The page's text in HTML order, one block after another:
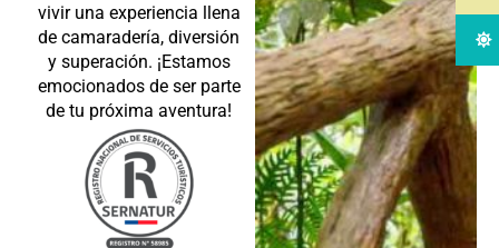
vivir una experiencia llena
de camaradería, diversión
y superación. ¡Estamos
emocionados de ser parte
de tu próxima aventura!